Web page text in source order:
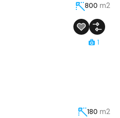
800 m2
1
180 m2